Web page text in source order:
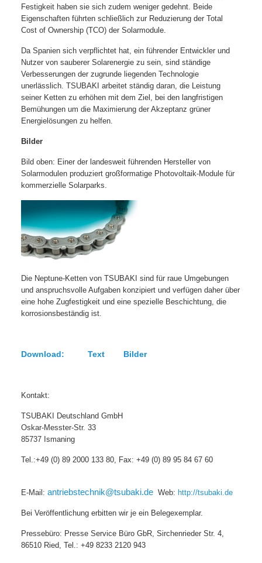
Festigkeit haben sie sich zudem weniger gedehnt. Beide
Eigenschaften führten schließlich zur Reduzierung der Total
Cost of Ownership (TCO) der Solarmodule.
Da Spanien sich verpflichtet hat, ein führender Entwickler und
Nutzer von sauberer Solarenergie zu sein, sind ständige
Verbesserungen der zugrunde liegenden Technologie
unerlässlich. TSUBAKI arbeitet ständig daran, die Leistung
seiner Ketten zu erhöhen mit dem Ziel, bei den langfristigen
Bemühungen um die Maximierung der Akzeptanz grüner
Energielösungen zu helfen.
Bilder
Bild oben: Einer der landesweit führenden Hersteller von
Solarmodulen produziert großformatige Photovoltaik-Module für
kommerzielle Solarparks.
Die Neptune-Ketten von TSUBAKI sind für raue Umgebungen
und anspruchsvolle Aufgaben konzipiert und verfügen daher über
eine hohe Zugfestigkeit und eine spezielle Beschichtung, die
korrosionsbeständig ist.
Download: Text Bilder
Kontakt:
TSUBAKI Deutschland GmbH
Oskar-Messter-Str. 33
85737 Ismaning
Tel.:+49 (0) 89 2000 133 80, Fax: +49 (0) 89 95 84 67 60
E-Mail:antriebstechnik@tsubaki.de Web: http://tsubaki.de
Bei Veröffentlichung erbitten wir je ein Belegexemplar.
Pressebüro: Presse Service Büro GbR, Sirchenrieder Str. 4,
86510 Ried, Tel.: +49 8233 2120 943